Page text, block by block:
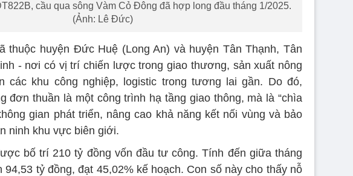
cầu qua sông Vàm Cỏ Đông đã hợp long đầu tháng 1/2025.
(Ảnh: Lê Đức)
thuộc huyện Đức Huệ (Long An) và huyện Tân Thạnh, Tân
- nơi có vị trí chiến lược trong giao thương, sản xuất nông
các khu công nghiệp, logistic trong tương lai gần. Do đó,
đơn thuần là một công trình hạ tầng giao thông, mà là “chìa
gian phát triển, nâng cao khả năng kết nối vùng và bảo
ninh khu vực biên giới.
bố trí 210 tỷ đồng vốn đầu tư công. Tính đến giữa tháng
94,53 tỷ đồng, đạt 45,02% kế hoạch. Con số này cho thấy nỗ